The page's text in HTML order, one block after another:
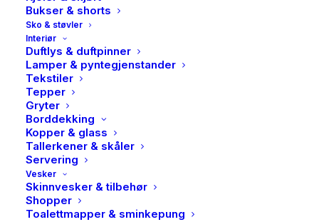
Bukser & shorts
Sko & støvler
Interiør
Duftlys & duftpinner
Lamper & pyntegjenstander
Tekstiler
Tepper
Gryter
Borddekking
Kopper & glass
Tallerkener & skåler
Servering
Vesker
Skinnvesker & tilbehør
Shopper
Toalettmapper & sminkepung